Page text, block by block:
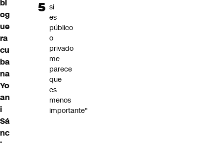
bl
og
ue
ra
cu
ba
na
Yo
an
i
Sá
nc
si
es
público
o
privado
me
parece
que
es
menos
importante"